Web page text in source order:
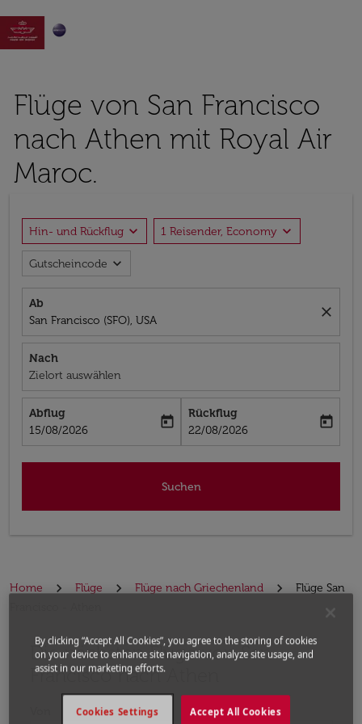

Flüge von San Francisco
nach Athen mit Royal Air
Maroc.
Hin- und Rückflug expand_more 1 Reisender, Economy expand_more
Gutscheincode expand_more
Ab
San Francisco (SFO), USA
close
Nach
Zielort auswählen
Abflug
fc-booking-departure-date-aria-label
15/08/2026
today
Rückflug
fc-booking-return-date-aria-label
22/08/2026
today
Suchen
Home Flüge Flüge nach Griechenland
Flüge San
Die nächsten Flüge von San
Francisco nach Athen
Bitte ändern Sie Ihre gewünschte Route (Abflugort
By clicking “Accept All Cookies”, you agree to the storing of cookies
on your device to enhance site navigation, analyze site usage, and
assist in our marketing efforts.
Accept All Cookies
Cookies Settings